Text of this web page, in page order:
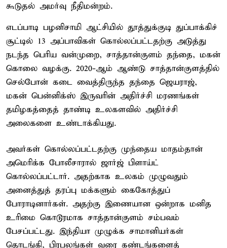
கூடுதல் அமர்வு நீதிமன்றம்.
எடப்பாடி பழனிசாமி ஆட்சியில் தூத்துக்குடி துப்பாக்கிச்
சூட்டில் 13 அப்பாவிகள் கொல்லப்பட்டதற்கு அடுத்து
நடந்த பெரிய வன்முறை, சாத்தான்குளம் தந்தை, மகன்
கொலை வழக்கு. 2020-ஆம் ஆண்டு சாத்தான்குளத்தில்
செல்போன் கடை வைத்திருந்த தந்தை ஜெயராஜ்,
மகன் பென்னிக்ஸ் இருவரின் அதிர்ச்சி மரணங்கள்
தமிழகத்தைத் தாண்டி உலகளவில் அதிர்ச்சி
அலைகளை உண்டாக்கியது.
அவர்கள் கொல்லப்பட்டதற்கு முந்தைய மாதம்தான்
அமெரிக்க போலீசாரால் ஜார்ஜ் பிளாய்ட்
கொல்லப்பட்டார். அதற்காக உலகம் முழுவதும்
அனைத்துத் தரப்பு மக்களும் கைகோத்துப்
போராடினார்கள். அதற்கு இணையான ஒன்றாக மனித
உரிமை கொடூரமாக சாத்தான்குளம் சம்பவம்
பேசப்பட்டது. இந்தியா முழுக்க சாமானியர்கள்
தொடங்கி, பிரபலங்கள் வரை கண்டங்களைத்